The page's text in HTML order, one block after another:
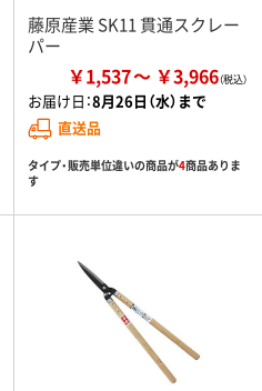
藤原産業 SK11 貫通スクレー
パー
￥1,537 ￥3,966
お届け日：8月26日（水）まで
直送品
タイプ・販売単位違いの商品が4商品ありま
す